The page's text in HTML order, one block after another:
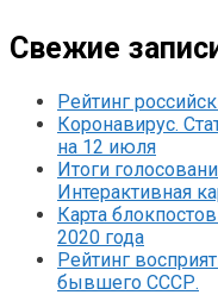
Свежие
Рейтинг
Коронавирус.
на 12 июля
Итоги
Интерактивная
Карта
2020 года
Рейтинг
бывшего СССР.